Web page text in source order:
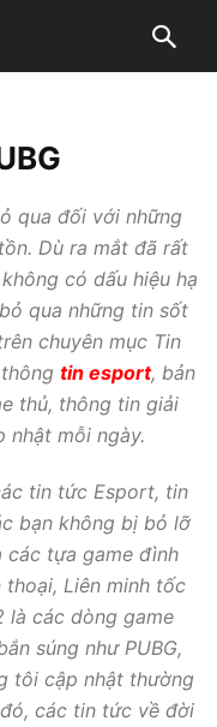
qua đối với những
Dù ra mắt đã rất
có dấu hiệu hạ
qua những tin sốt
chuyên mục Tin
tin esport, bản
thủ, thông tin giải
nhật mỗi ngày.
tin tức Esport, tin
bạn không bị bỏ lỡ
các tựa game đình
thoại, Liên minh tốc
là các dòng game
súng như PUBG,
tôi cập nhật thường
các tin tức về đời